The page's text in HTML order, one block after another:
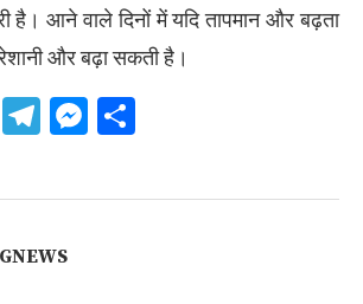
आने वाले दिनों में यदि तापमान और बढ़ता
और बढ़ा सकती है।
Twitter
Telegram
Messenger